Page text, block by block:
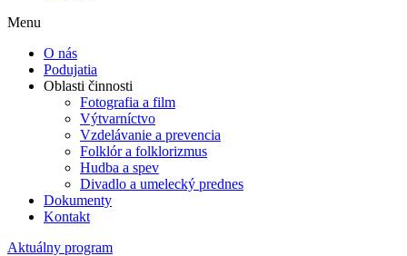
Menu
O nás
Podujatia
Oblasti činnosti
Fotografia a film
Výtvarníctvo
Vzdelávanie a prevencia
Folklór a folklorizmus
Hudba a spev
Divadlo a umelecký prednes
Dokumenty
Kontakt
Aktuálny program